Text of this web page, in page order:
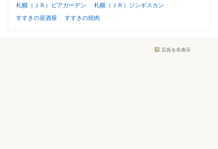
札幌（ＪＲ）ビアガーデン
札幌（ＪＲ）ジンギスカン
すすきの居酒屋
すすきの焼肉
広告を非表示